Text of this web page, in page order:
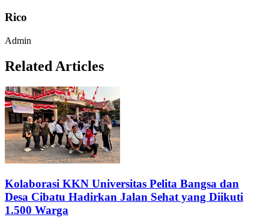
Rico
Admin
Related Articles
Kolaborasi KKN Universitas Pelita Bangsa dan
Desa Cibatu Hadirkan Jalan Sehat yang Diikuti
1.500 Warga